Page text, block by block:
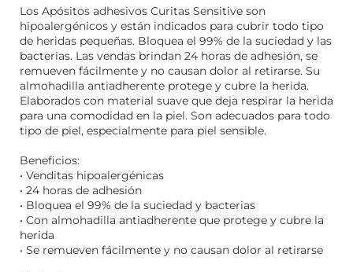
Los Apósitos adhesivos Curitas Sensitive son
hipoalergénicos y están indicados para cubrir todo tipo
de heridas pequeñas. Bloquea el 99% de la suciedad y las
bacterias. Las vendas brindan 24 horas de adhesión, se
remueven fácilmente y no causan dolor al retirarse. Su
almohadilla antiadherente protege y cubre la herida.
Elaborados con material suave que deja respirar la herida
para una comodidad en la piel. Son adecuados para todo
tipo de piel, especialmente para piel sensible.
Beneficios:
• Venditas hipoalergénicas
• 24 horas de adhesión
• Bloquea el 99% de la suciedad y bacterias
• Con almohadilla antiadherente que protege y cubre la
herida
• Se remueven fácilmente y no causan dolor al retirarse